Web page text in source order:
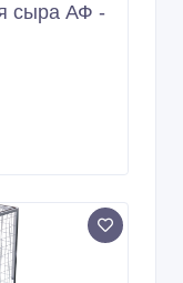
сыра АФ -